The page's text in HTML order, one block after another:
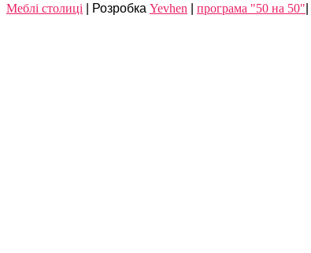
Meблі столиці | Розробка Yevhen програма "50 на 50"